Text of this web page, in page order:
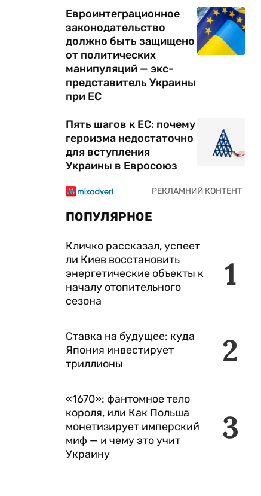
Евроинтеграционное
законодательство
должно быть защищено
от политических
манипуляций — экс-
представитель Украины
при ЕС
Пять шагов к ЕС: почему
героизма недостаточно
для вступления
Украины в Евросоюз
ПОПУЛЯРНОЕ
1
Кличко рассказал, успеет
ли Киев восстановить
энергетические объекты к
началу отопительного
сезона
2
Ставка на будущее: куда
Япония инвестирует
триллионы
3
«1670»: фантомное тело
короля, или Как Польша
монетизирует имперский
миф — и чему это учит
Украину